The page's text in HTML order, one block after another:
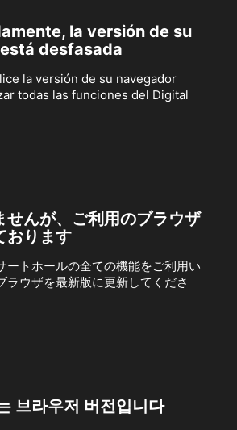
la versión de su
desfasada
la versión de su navegador
todas las funciones del Digital
せんが、ご利用のブラウザ
おります
ートホールの全ての機能をご利用い
ラウザを最新版に更新してくださ
브라우저 버전입니다